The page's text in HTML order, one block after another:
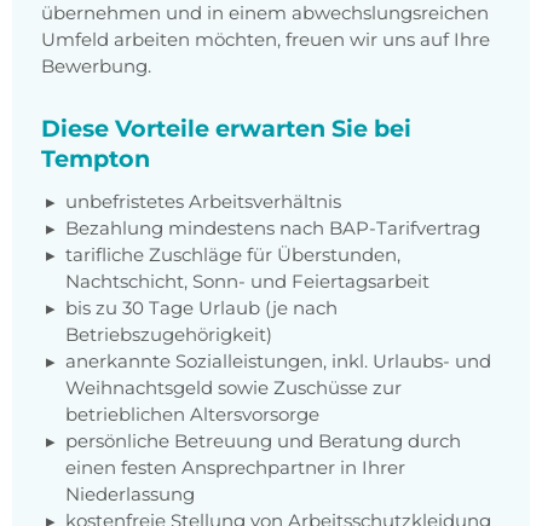
übernehmen und in einem abwechslungsreichen
Umfeld arbeiten möchten, freuen wir uns auf Ihre
Bewerbung.
Diese Vorteile erwarten Sie bei
Tempton
unbefristetes Arbeitsverhältnis
Bezahlung mindestens nach BAP-Tarifvertrag
tarifliche Zuschläge für Überstunden,
Nachtschicht, Sonn- und Feiertagsarbeit
bis zu 30 Tage Urlaub (je nach
Betriebszugehörigkeit)
anerkannte Sozialleistungen, inkl. Urlaubs- und
Weihnachtsgeld sowie Zuschüsse zur
betrieblichen Altersvorsorge
persönliche Betreuung und Beratung durch
einen festen Ansprechpartner in Ihrer
Niederlassung
kostenfreie Stellung von Arbeitsschutzkleidung